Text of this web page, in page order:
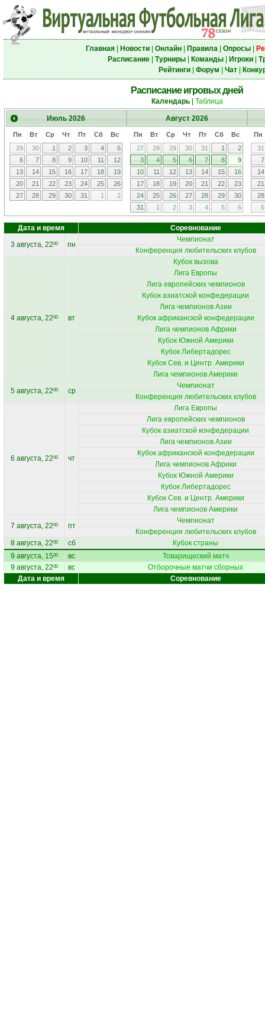
Главная| Новости| Онлайн| Правила| Опросы|
Расписание| Турниры| Команды| Игроки|
Рейтинги| Форум Чат|
Расписание игровых дней
Календарь| Таблица
Июль 2026
Пн Вт Ср Чт Пт Сб
Вс
29
30 1 2 3 4
5
6
7 8 9 10 11
12
13
14 15 16 17 18
19
20
21 22 23 24 25
26
27
28 29 30 31 1 2
Август 2026
Пн Вт Ср Чт Пт Сб
Вс
27
28 29 30 31 1
2
3
4 5 6 7 8
9
10
11 12 13 14 15
16
17
18 19 20 21 22
23
24
25 26 27 28 29
30
31
1 2 3 4 5 6
Пн
31
7
14
21
28
5
Дата и время
Соревнование
3 августа, 2200 пн
Чемпионат
Конференция любительских клубов
4 августа, 2200 вт
Кубок вызова
Лига Европы
Лига европейских чемпионов
Кубок азиатской конфедерации
Лига чемпионов Азии
Кубок африканской конфедерации
Лига чемпионов Африки
Кубок Южной Америки
Кубок Либертадорес
Кубок Сев. и Центр. Америки
Лига чемпионов Америки
5 августа, 2200 ср
Чемпионат
Конференция любительских клубов
6 августа, 2200 чт
Лига Европы
Лига европейских чемпионов
Кубок азиатской конфедерации
Лига чемпионов Азии
Кубок африканской конфедерации
Лига чемпионов Африки
Кубок Южной Америки
Кубок Либертадорес
Кубок Сев. и Центр. Америки
Лига чемпионов Америки
7 августа, 2200 пт
Чемпионат
Конференция любительских клубов
8 августа, 2200 сб
Кубок страны
9 августа, 1500 вс
Товарищеский матч
9 августа, 2200 вс
Отборочные матчи сборных
Дата и время
Соревнование